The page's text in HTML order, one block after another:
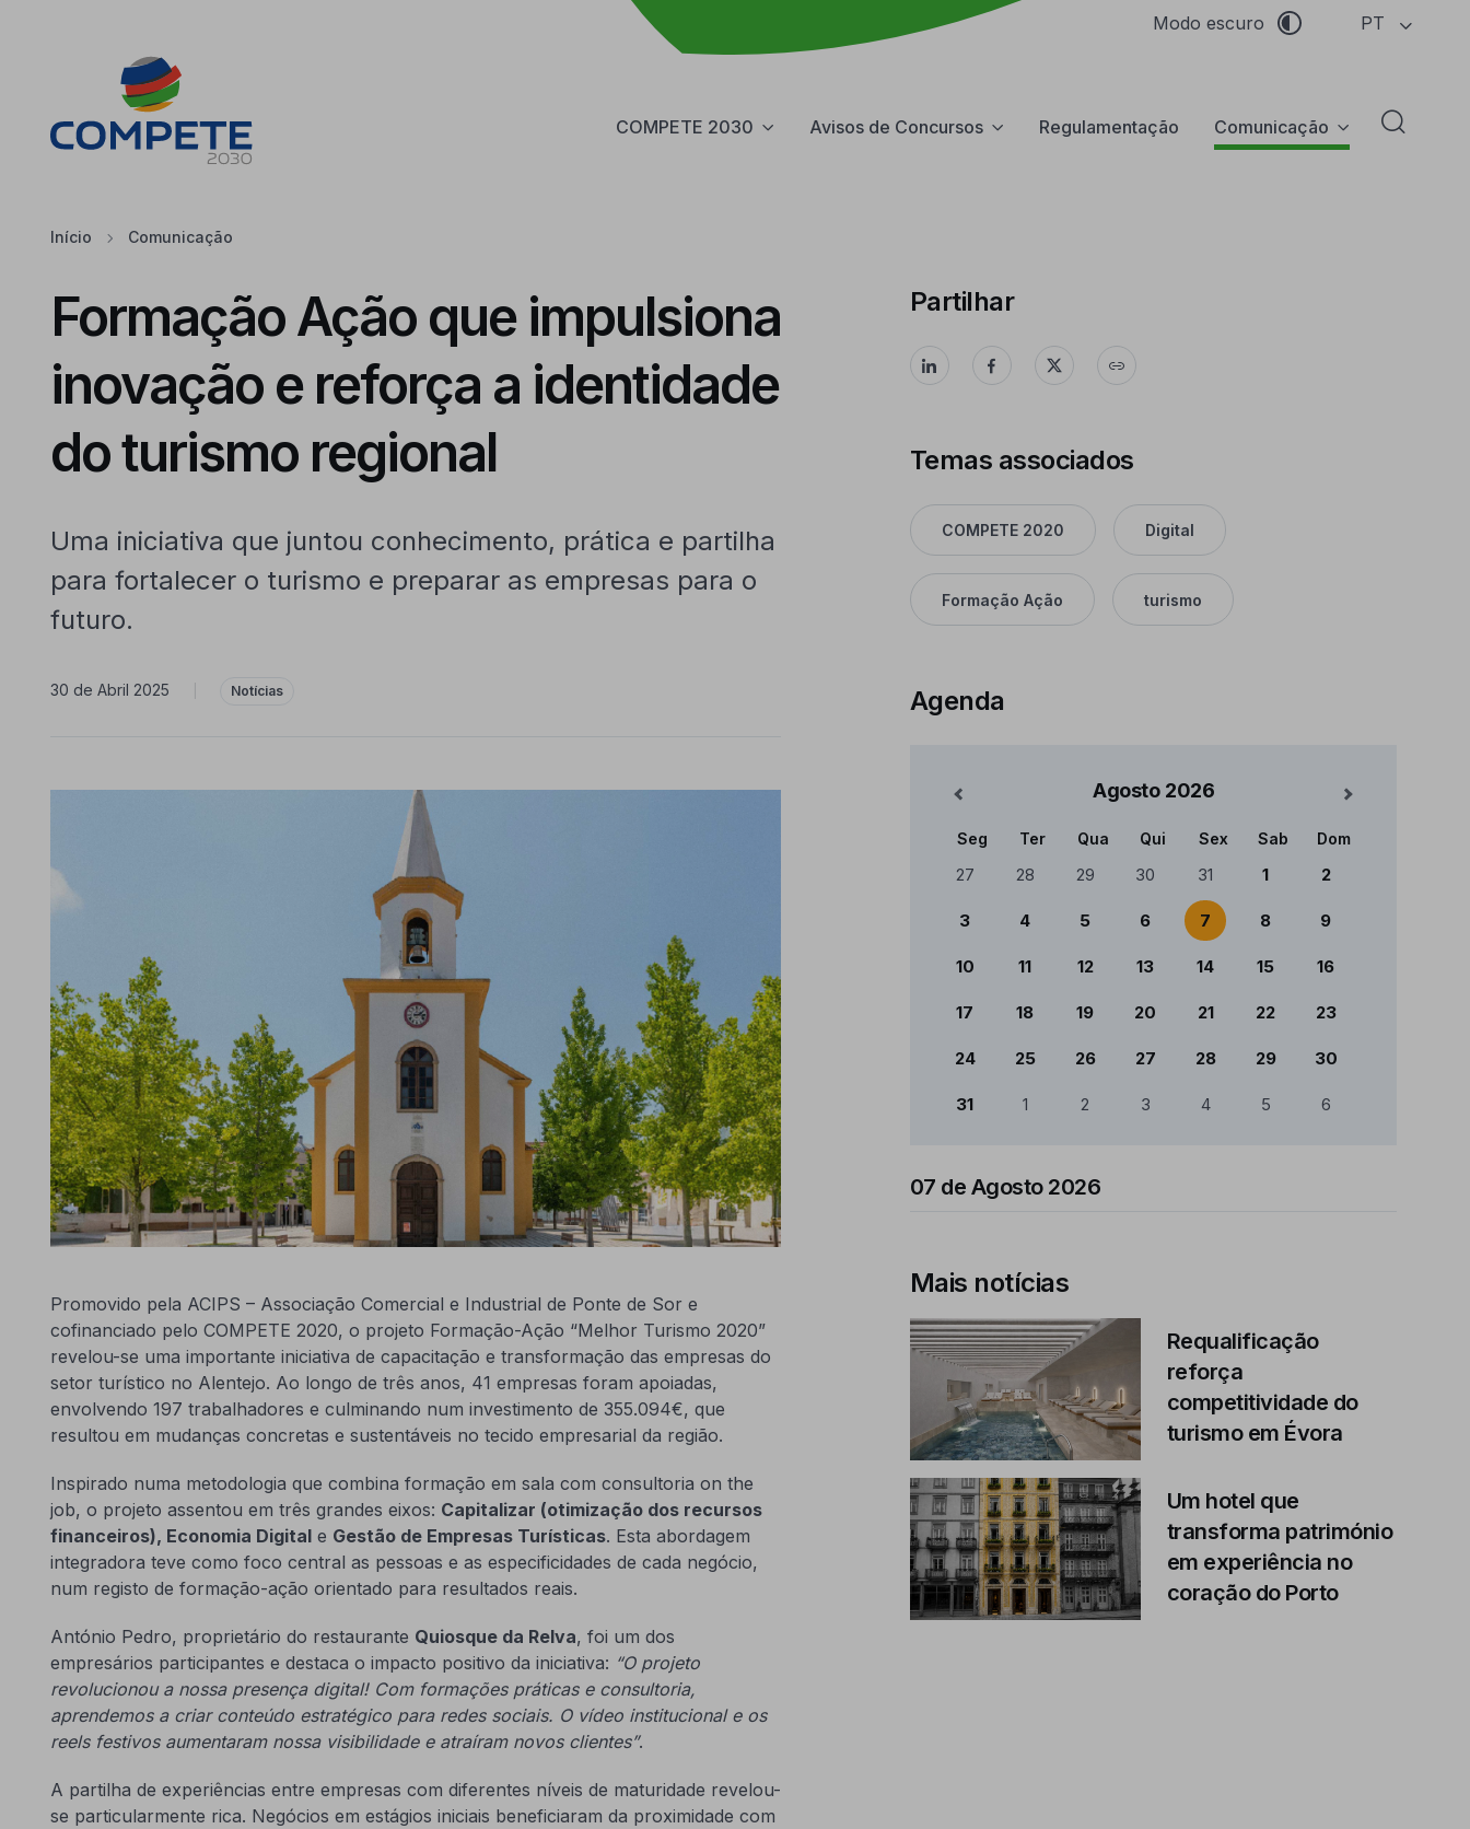
Modo escuro PT
COMPETE 2030 Avisos de Concursos Regulamentação Comunicação Abrir
Início Comunicação
Formação Ação que impulsiona
inovação e reforça a identidade
do turismo regional
Uma iniciativa que juntou conhecimento, prática e partilha
para fortalecer o turismo e preparar as empresas para o
futuro.
30 de Abril 2025 Notícias
Promovido pela ACIPS – Associação Comercial e Industrial de Ponte de Sor e
cofinanciado pelo COMPETE 2020, o projeto Formação-Ação “Melhor Turismo 2020”
revelou-se uma importante iniciativa de capacitação e transformação das empresas do
setor turístico no Alentejo. Ao longo de três anos, 41 empresas foram apoiadas,
envolvendo 197 trabalhadores e culminando num investimento de 355.094€, que
resultou em mudanças concretas e sustentáveis no tecido empresarial da região.
Inspirado numa metodologia que combina formação em sala com consultoria on the
job, o projeto assentou em três grandes eixos: Capitalizar (otimização dos recursos
financeiros), Economia Digitale Gestão de Empresas Turísticas. Esta abordagem
integradora teve como foco central as pessoas e as especificidades de cada negócio,
num registo de formação-ação orientado para resultados reais.
António Pedro, proprietário do restaurante Quiosque da Relva, foi um dos
empresários participantes e destaca o impacto positivo da iniciativa: “O projeto
revolucionou a nossa presença digital! Com formações práticas e consultoria,
aprendemos a criar conteúdo estratégico para redes sociais. O vídeo institucional e os
reels festivos aumentaram nossa visibilidade e atraíram novos clientes”.
A partilha de experiências entre empresas com diferentes níveis de maturidade revelou-
se particularmente rica. Negócios em estágios iniciais beneficiaram da proximidade com
Partilhar
Temas associados
COMPETE 2020 Digital
Formação Ação turismo
Agenda
Agosto 2026
Mês Anterior Mês Seguinte
Calendário
Seg Ter Qua Qui Sex Sab Dom
27 28 29 30 31 1 2
3 4 5 6 7 8 9
10 11 12 13 14 15 16
17 18 19 20 21 22 23
24 25 26 27 28 29 30
31 1 2 3 4 5 6
07 de Agosto 2026
Mais notícias
Requalificação
reforça
competitividade do
turismo em Évora
Um hotel que
transforma património
em experiência no
coração do Porto